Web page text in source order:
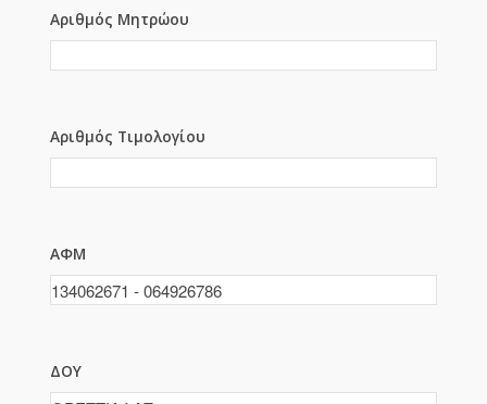
Αριθμός Μητρώου
Αριθμός Τιμολογίου
ΑΦΜ
ΔΟΥ